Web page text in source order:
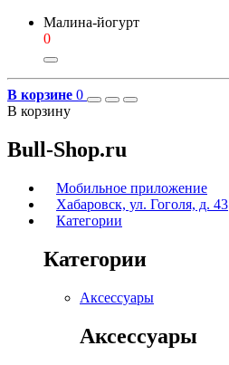
Малина-йогурт
0
В корзине 0
В корзину
Bull-Shop.ru
Мобильное приложение
Хабаровск, ул. Гоголя, д. 43
Категории
Категории
Аксессуары
Аксессуары